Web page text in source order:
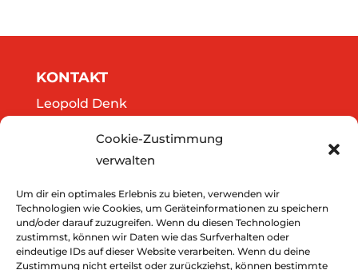
Cookie-Zustimmung
verwalten
Um dir ein optimales Erlebnis zu bieten, verwenden wir
Technologien wie Cookies, um Geräteinformationen zu speichern
und/oder darauf zuzugreifen. Wenn du diesen Technologien
zustimmst, können wir Daten wie das Surfverhalten oder
eindeutige IDs auf dieser Website verarbeiten. Wenn du deine
Zustimmung nicht erteilst oder zurückziehst, können bestimmte
KONTAKT
Leopold Denk
A-3500 Krems
Tel.: 0664/2020141
office@thedreamers.at
Downloads